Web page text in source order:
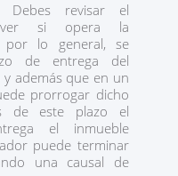
revisar el
si opera la
por lo general, se
de entrega del
además que en un
prorrogar dicho
de este plazo el
el inmueble
puede terminar
una causal de